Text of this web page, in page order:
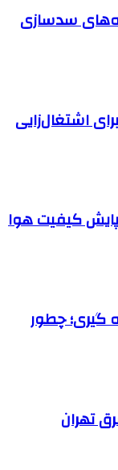
سدسازی
اشتغال‌زایی
کیفیت هوا
گیری؛ چطور
تهران